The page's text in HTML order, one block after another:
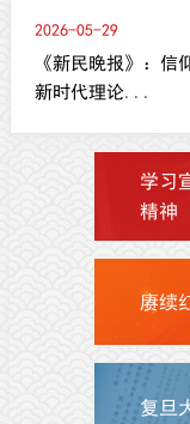
2026-05-29
《新民晚报》：
新时代理论...
学习
精神
赓续
复旦